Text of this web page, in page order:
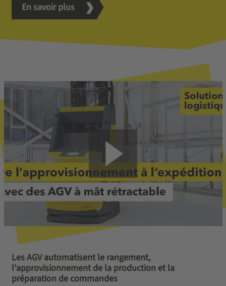
En savoir plus
Les AGV automatisent le rangement,
l'approvisionnement de la production et la
préparation de commandes